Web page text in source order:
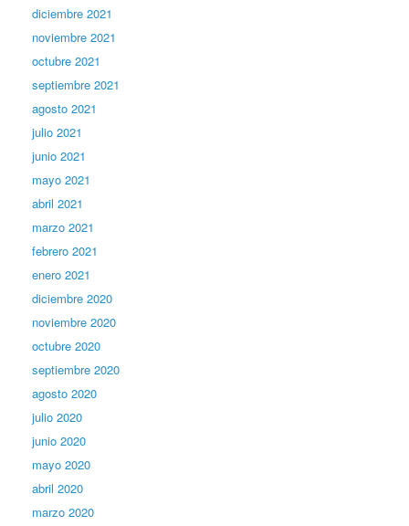
diciembre 2021
noviembre 2021
octubre 2021
septiembre 2021
agosto 2021
julio 2021
junio 2021
mayo 2021
abril 2021
marzo 2021
febrero 2021
enero 2021
diciembre 2020
noviembre 2020
octubre 2020
septiembre 2020
agosto 2020
julio 2020
junio 2020
mayo 2020
abril 2020
marzo 2020